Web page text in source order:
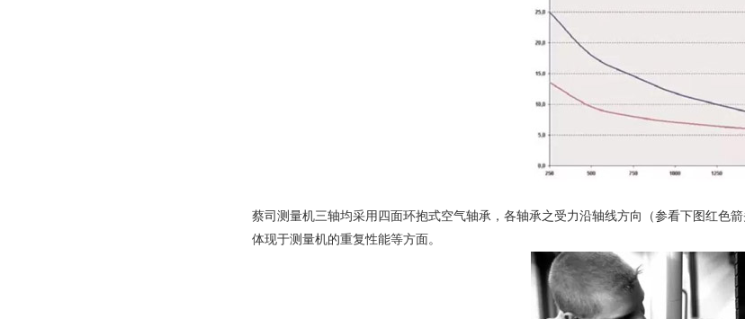
蔡司测量机三轴均采用四面环抱式空气轴承，各轴承之受力沿轴线方向（参看下图红色
体现于测量机的重复性能等方面。